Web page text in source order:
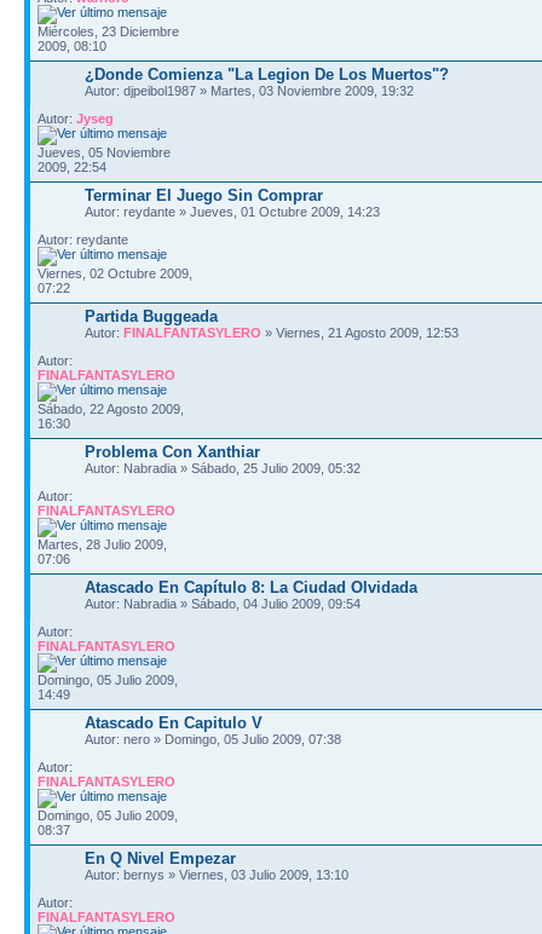
Miércoles, 23 Diciembre
2009, 08:10
¿Donde Comienza "La Legion De Los Muertos"?
Autor: djpeibol1987 » Martes, 03 Noviembre 2009, 19:32
Autor: Jyseg
Jueves, 05 Noviembre
2009, 22:54
Terminar El Juego Sin Comprar
Autor: reydante » Jueves, 01 Octubre 2009, 14:23
Autor: reydante
Viernes, 02 Octubre 2009,
07:22
Partida Buggeada
Autor: FINALFANTASYLERO » Viernes, 21 Agosto 2009, 12:53
Autor:
FINALFANTASYLERO
Sábado, 22 Agosto 2009,
16:30
Problema Con Xanthiar
Autor: Nabradia » Sábado, 25 Julio 2009, 05:32
Autor:
FINALFANTASYLERO
Martes, 28 Julio 2009,
07:06
Atascado En Capítulo 8: La Ciudad Olvidada
Autor: Nabradia » Sábado, 04 Julio 2009, 09:54
Autor:
FINALFANTASYLERO
Domingo, 05 Julio 2009,
14:49
Atascado En Capitulo V
Autor: nero » Domingo, 05 Julio 2009, 07:38
Autor:
FINALFANTASYLERO
Domingo, 05 Julio 2009,
08:37
En Q Nivel Empezar
Autor: bernys » Viernes, 03 Julio 2009, 13:10
Autor:
FINALFANTASYLERO